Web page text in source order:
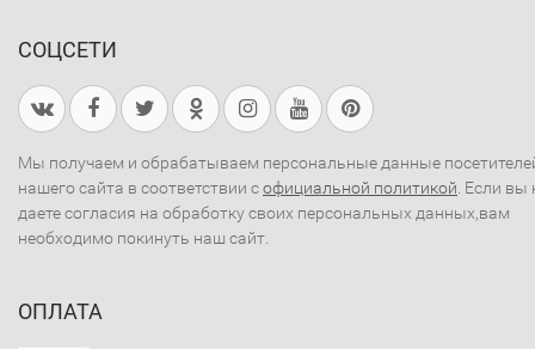
СОЦСЕТИ
Мы получаем и обрабатываем персональные данные
нашего сайта в соответствии софициальной политикой . Если вы
даете согласия на обработку своих персональных данных,вам
необходимо покинуть наш сайт.
ОПЛАТА